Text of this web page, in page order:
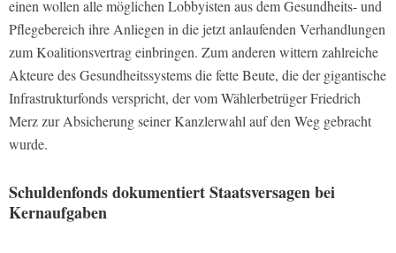
einen wollen alle möglichen Lobbyisten aus dem Gesundheits- und
Pflegebereich ihre Anliegen in die jetzt anlaufenden Verhandlungen
zum Koalitionsvertrag einbringen. Zum anderen wittern zahlreiche
Akteure des Gesundheitssystems die fette Beute, die der gigantische
Infrastrukturfonds verspricht, der vom Wählerbetrüger Friedrich
Merz zur Absicherung seiner Kanzlerwahl auf den Weg gebracht
wurde.
Schuldenfonds dokumentiert Staatsversagen bei
Kernaufgaben